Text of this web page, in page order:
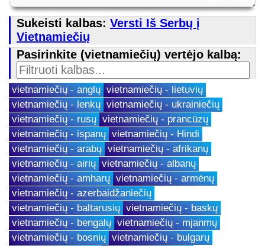
Sukeisti kalbas: Versti Iš Serbų į
Vietnamiečių
Pasirinkite (vietnamiečių) vertėjo kalbą:
vietnamiečių - anglų vietnamiečių - lietuvių
vietnamiečių - lenkų vietnamiečių - ukrainiečių
vietnamiečių - rusų vietnamiečių - prancūzų
vietnamiečių - ispanų vietnamiečių - Hindi
vietnamiečių - arabų vietnamiečių - afrikanų
vietnamiečių - airių vietnamiečių - albanų
vietnamiečių - amharų vietnamiečių - armėnų
vietnamiečių - azerbaidžaniečių
vietnamiečių - baltarusių vietnamiečių - baskų
vietnamiečių - bengalų vietnamiečių - mjanmų
vietnamiečių - bosnių vietnamiečių - bulgarų